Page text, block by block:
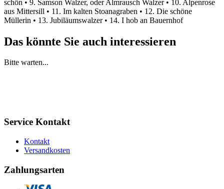
schön • 9. Samson Walzer, oder Almrausch Walzer • 10. Alpenrose
aus Mittersill • 11. Im kalten Stoanagraben • 12. Die schöne
Müllerin • 13. Jubiläumswalzer • 14. I hob an Bauernhof
Das könnte Sie auch interessieren
Bitte warten...
Service Kontakt
Kontakt
Versandkosten
Zahlungsarten